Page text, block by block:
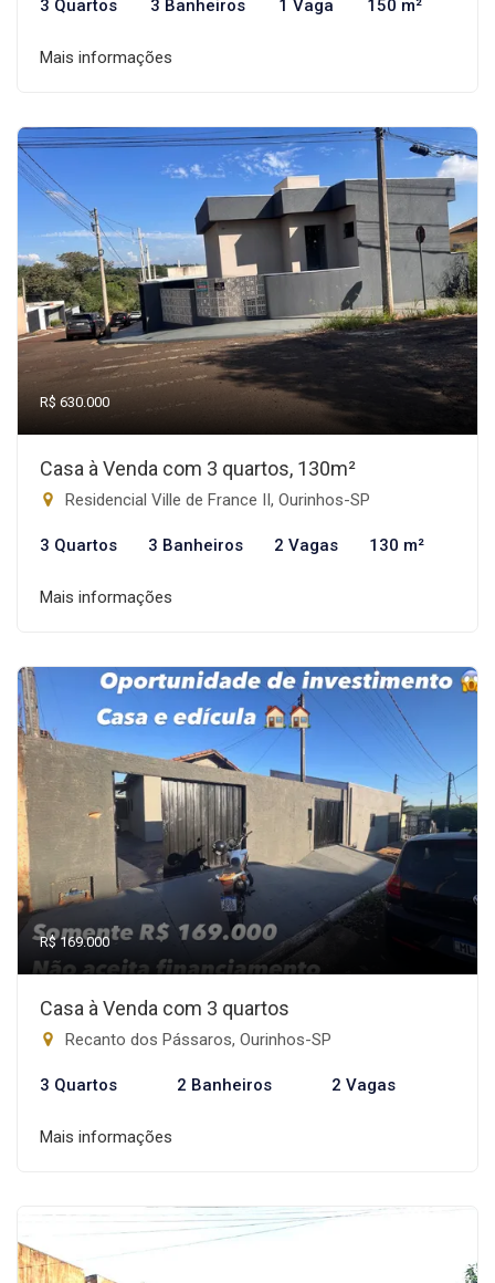
3 Quartos 3 Banheiros 1 Vaga 150 m²
Mais informações
R$ 630.000
Casa à Venda com 3 quartos, 130m²
Residencial Ville de France II, Ourinhos-SP
3 Quartos 3 Banheiros 2 Vagas 130 m²
Mais informações
R$ 169.000
Casa à Venda com 3 quartos
Recanto dos Pássaros, Ourinhos-SP
3 Quartos 2 Banheiros 2 Vagas
Mais informações